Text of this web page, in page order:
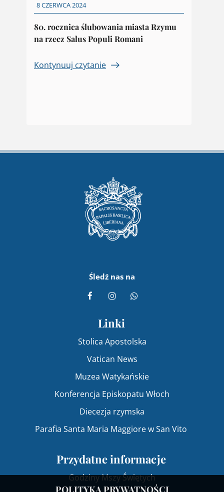
8 CZERWCA 2024
80. rocznica ślubowania miasta Rzymu
na rzecz Salus Populi Romani
Kontynuuj czytanie
Śledź nas na
Linki
Stolica Apostolska
Vatican News
Muzea Watykańskie
Konferencja Episkopatu Włoch
Diecezja rzymska
Parafia Santa Maria Maggiore w San Vito
Przydatne informacje
Godziny Mszy Świętych
POLITYKA PRYWATNOŚCI